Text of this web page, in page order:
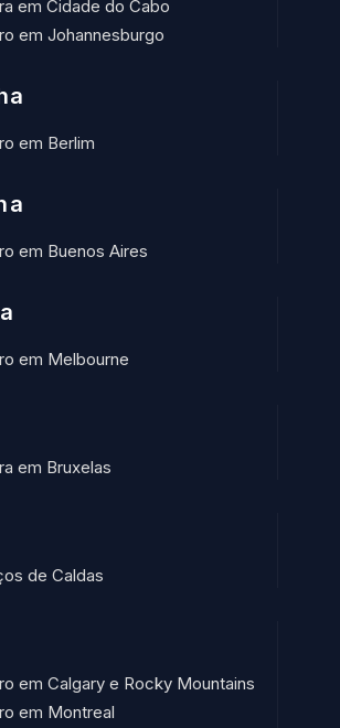
em Cidade do Cabo
em Johannesburgo
em Berlim
em Buenos Aires
em Melbourne
em Bruxelas
de Caldas
em Calgary e Rocky Mountains
em Montreal